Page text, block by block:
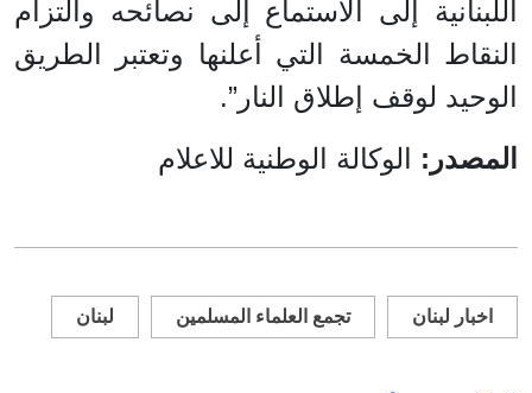
اللبنانية إلى الاستماع إلى نصائحه والتزام
النقاط الخمسة التي أعلنها وتعتبر الطريق
الوحيد لوقف إطلاق النار”.
المصدر:
الوكالة الوطنية للاعلام
اخبار لبنان تجمع العلماء المسلمين لبنان